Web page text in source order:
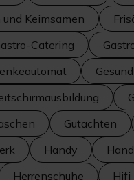
Keimsamen
Catering
Gutachten
Handy
Herrenschuhe Hifi